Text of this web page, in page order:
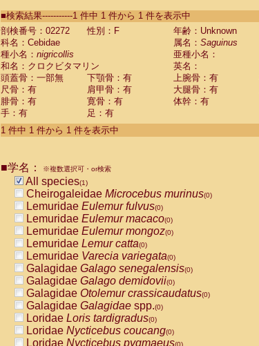
CebidaeSaguinus labiatus(0)
Cebidae Saguinus leucopus (0)
Cebidae
CebidaeSaguinus mystax
CebidaeSaguinus nigricollis (1)
Cebidae Saguinus oedipus
Cebidae Saguinus weddelli
Cebidae Saguinusspp.
Cebidae Aotus trivirgatus
Cebidae Cebus albifrons
CebidaeCebus nigrivittatus
CebidaeCebus
CebidaeSaimiri boliviensis(0)
CebidaeSaimiri sciureus(0)
AtelidaeAlouatta caraya(0)
AtelidaeAlouatta fusca(0)
AtelidaeAlouatta seniculus
AtelidaeAlouattaspp.(0)
AtelidaeAteles belzebuth(0)
AtelidaeAteles geoffroyi(0)
AtelidaeAteles paniscus(0)
AtelidaeAtelesspp.(0)
Atelidae Lagothrix lagothricha
AtelidaeLagothrix lagothricha cana
PitheciidaeCacajao calvus rubicundus
■検索結果-----------1 件中 1 件から 1 件を表示中
剖検番号：02272
性別：F
年齢：Unknown
科名：Cebidae
属名： Saguinus
種小名： nigricollis
亜種小名：
和名：クロクビタマリン
英名：
頭蓋骨：一部無
下顎骨：有 上腕骨：有
尺骨：有
肩甲骨：有 大腿骨：有
腓骨：有
寛骨：有
体幹：有
手：有
足：有
1 件中 1 件から 1 件を表示中
■学名： ※複数選択可・or検索
All species(1)
Cheirogaleidae Microcebus murinus(0)
Lemuridae Eulemur fulvus(0)
Lemuridae Eulemur macaco(0)
Lemuridae Eulemur mongoz(0)
Lemuridae Lemur catta(0)
Lemuridae Varecia variegata(0)
Galagidae Galago senegalensis(0)
Galagidae Galago demidovii(0)
Galagidae Otolemur crassicaudatus(0)
Galagidae Galagidae spp.(0)
Loridae Loris tardigradus(0)
Loridae Nycticebus coucang(0)
Loridae Nycticebus pygmaeus(0)